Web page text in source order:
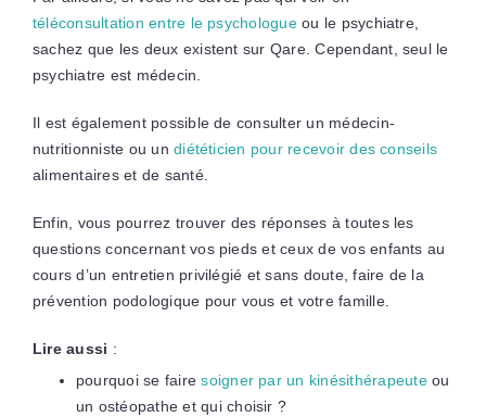
téléconsultation entre le psychologueou le psychiatre,
sachez que les deux existent sur Qare. Cependant, seul le
psychiatre est médecin.
Il est également possible de consulter un médecin-
nutritionniste ou undiététicien pour recevoir des conseils
alimentaires et de santé.
Enfin, vous pourrez trouver des réponses à toutes les
questions concernant vos pieds et ceux de vos enfants au
cours d’un entretien privilégié et sans doute, faire de la
prévention podologique pour vous et votre famille.
Lire aussi :
pourquoi se fairesoigner par un kinésithérapeuteou
un ostéopathe et qui choisir ?